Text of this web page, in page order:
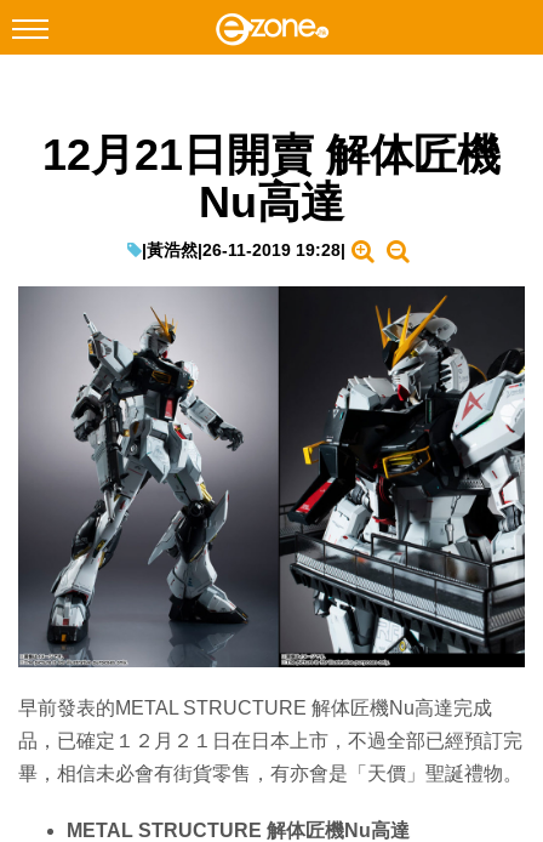
Facebook Instagram
遊戲動漫
教學評測
EduTech
IT Times
生成式AI與雲端應用
Enterprise Digital Transformation
12月21日開賣 解体匠機
Nu高達
|黃浩然|26-11-2019 19:28|
早前發表的METAL STRUCTURE 解体匠機Nu高達完成
品，已確定１２月２１日在日本上市，不過全部已經預訂完
畢，相信未必會有街貨零售，有亦會是「天價」聖誕禮物。
METAL STRUCTURE 解体匠機Nu高達